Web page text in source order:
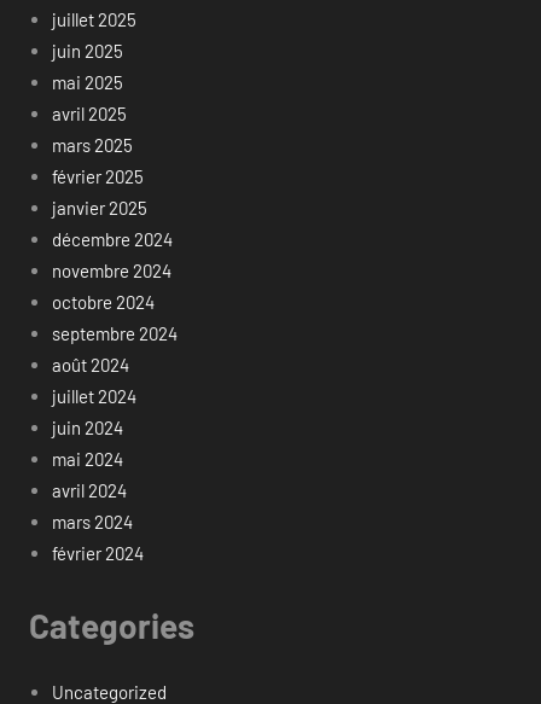
juillet 2025
juin 2025
mai 2025
avril 2025
mars 2025
février 2025
janvier 2025
décembre 2024
novembre 2024
octobre 2024
septembre 2024
août 2024
juillet 2024
juin 2024
mai 2024
avril 2024
mars 2024
février 2024
Categories
Uncategorized